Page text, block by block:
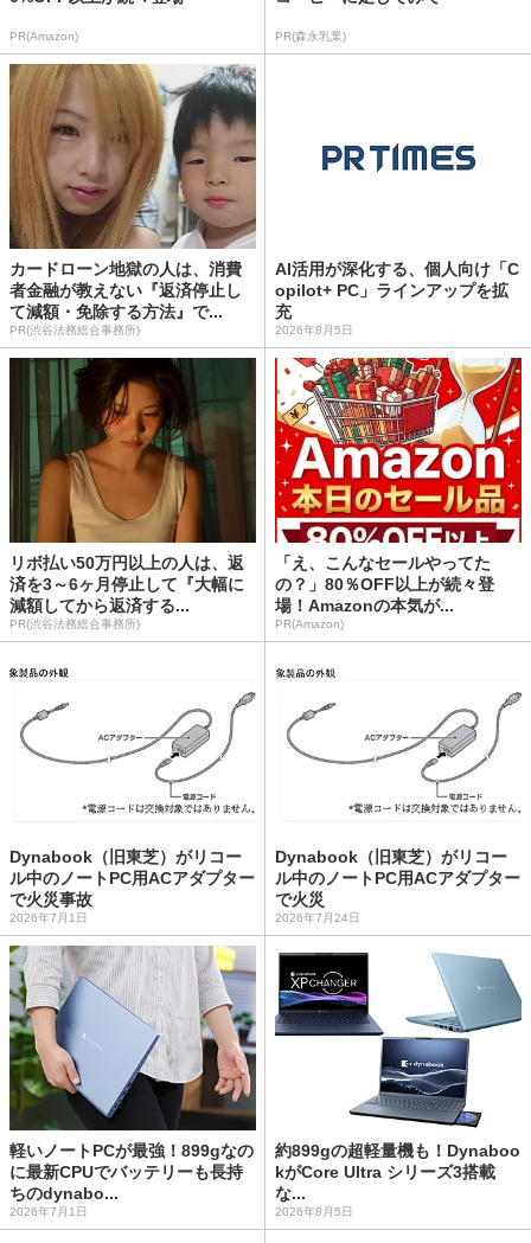
PR(Amazon) PR(森永乳業)
カードローン地獄の人は、消費
者金融が教えない『返済停止し
て減額・免除する方法』で...
PR(渋谷法務総合事務所)
AI活用が深化する、個人向け「C
opilot+ PC」ラインアップを拡
充
2026年8月5日
リボ払い50万円以上の人は、返
済を3～6ヶ月停止して『大幅に
減額してから返済する...
PR(渋谷法務総合事務所)
「え、こんなセールやってた
の？」80％OFF以上が続々登
場！Amazonの本気が...
PR(Amazon)
Dynabook（旧東芝）がリコー
ル中のノートPC用ACアダプター
で火災事故
2026年7月1日
Dynabook（旧東芝）がリコー
ル中のノートPC用ACアダプター
で火災
2026年7月24日
軽いノートPCが最強！899gなの
に最新CPUでバッテリーも長持
ちのdynabo...
2026年7月1日
約899gの超軽量機も！Dynaboo
kがCore Ultra シリーズ3搭載
な...
2026年8月5日